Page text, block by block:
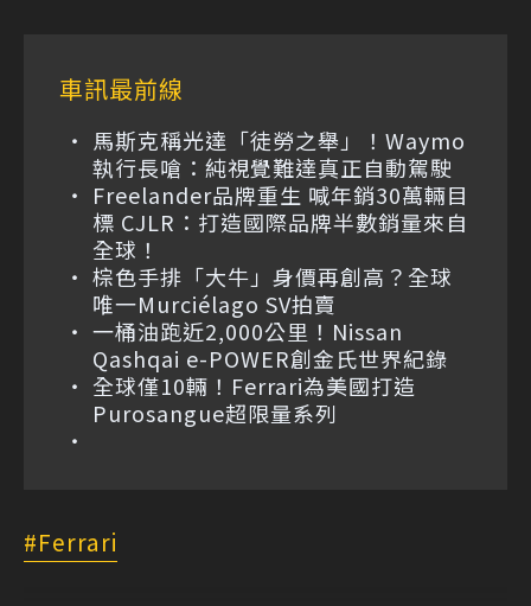
車訊最前線
馬斯克稱光達「徒勞之舉」！Waymo
執行長嗆：純視覺難達真正自動駕駛
Freelander品牌重生 喊年銷30萬輛目
標 CJLR：打造國際品牌半數銷量來自
全球！
棕色手排「大牛」身價再創高？全球
唯一Murciélago SV拍賣
一桶油跑近2,000公里！Nissan
Qashqai e-POWER創金氏世界紀錄
全球僅10輛！Ferrari為美國打造
Purosangue超限量系列
Ferrari